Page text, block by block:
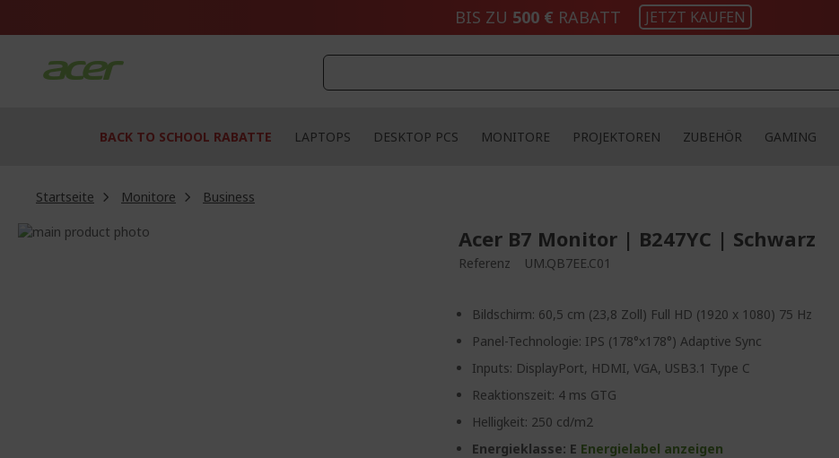
BIS ZU 500 € RABATT JETZT KAUFEN
BACK TO SCHOOL RABATTE LAPTOPS DESKTOP PCS MONITORE PROJEKTOREN ZUBEHÖR GAMING
Startseite Monitore
Business
Zum
Acer B7 Monitor | B247YC | Schwarz
Referenz UM.QB7EE.C01
Bildschirm: 60,5 cm (23,8 Zoll) Full HD (1920 x 1080) 75 Hz
Panel-Technologie: IPS (178°x178°) Adaptive Sync
Inputs: DisplayPort, HDMI, VGA, USB3.1 Type C
Reaktionszeit: 4 ms GTG
Helligkeit: 250 cd/m2
Energieklasse: E Energielabel anzeigen